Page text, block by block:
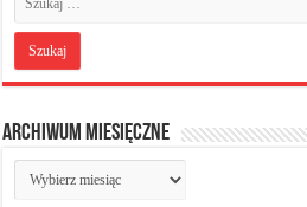
Archiwum miesięczne
Archiwum
miesięczne